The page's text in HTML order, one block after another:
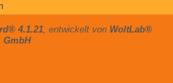
4.1.21, entwickelt von WoltLab®
GmbH